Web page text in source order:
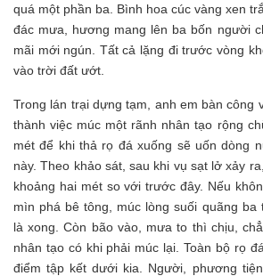
quá một phần ba. Bình hoa cúc vàng xen
đác mưa, hương mang lên ba bốn người
mãi mới ngún. Tất cả lặng đi trước vòng
vào trời đất ướt.
Trong lán trại dựng tạm, anh em bàn công
thành việc múc một rãnh nhân tạo rộng
mét để khi thả rọ đá xuống sẽ uốn dòng
này. Theo khảo sát, sau khi vụ sạt lở xảy
khoảng hai mét so với trước đây. Nếu
mìn phá bê tông, múc lòng suối quãng ba
là xong. Còn bão vào, mưa to thì chịu,
nhân tạo có khi phải múc lại. Toàn bộ rọ
điểm tập kết dưới kia. Người, phương